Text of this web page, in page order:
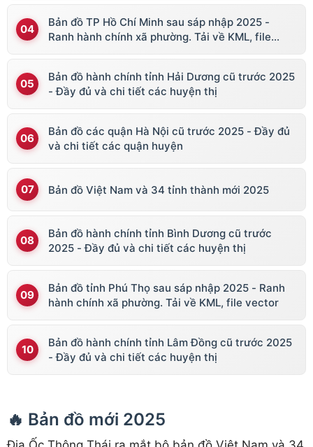
Bản đồ TP Hồ Chí Minh sau sáp nhập 2025 -
Ranh hành chính xã phường. Tải về KML, file
Bản đồ hành chính tỉnh Hải Dương cũ trước 2025
- Đầy đủ và chi tiết các huyện thị
Bản đồ các quận Hà Nội cũ trước 2025 - Đầy đủ
và chi tiết các quận huyện
Bản đồ Việt Nam và 34 tỉnh thành mới 2025
Bản đồ hành chính tỉnh Bình Dương cũ trước
2025 - Đầy đủ và chi tiết các huyện thị
Bản đồ tỉnh Phú Thọ sau sáp nhập 2025 - Ranh
hành chính xã phường. Tải về KML, file vector
Bản đồ hành chính tỉnh Lâm Đồng cũ trước 2025
- Đầy đủ và chi tiết các huyện thị
🔥 Bản đồ mới 2025